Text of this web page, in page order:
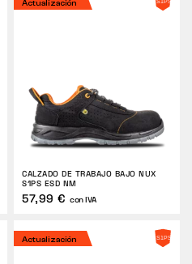
Actualización
CALZADO DE TRABAJO BAJO NUX
S1PS ESD NM
57,99 € con IVA
Actualización